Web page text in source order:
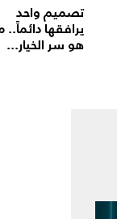
تصميم واحد
يرافقها دائماً..
هو سر الخيار...